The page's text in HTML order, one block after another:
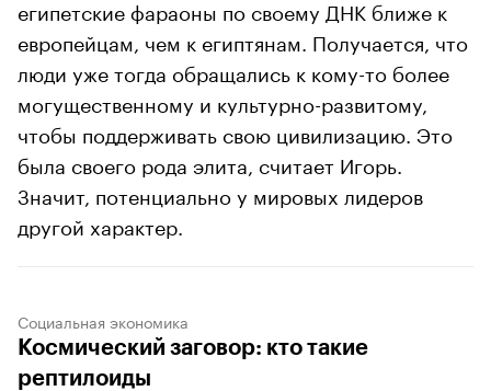
египетские фараоны по своему ДНК ближе к
европейцам, чем к египтянам. Получается, что
люди уже тогда обращались к кому-то более
могущественному и культурно-развитому,
чтобы поддерживать свою цивилизацию. Это
была своего рода элита, считает Игорь.
Значит, потенциально у мировых лидеров
другой характер.
Социальная экономика
Космический заговор: кто такие
рептилоиды